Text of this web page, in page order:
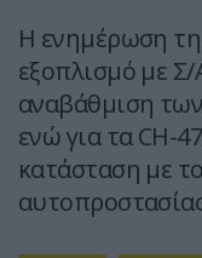
Η ενημέρωση
εξοπλισμό με
αναβάθμιση
ενώ για τα CH-
κατάσταση με